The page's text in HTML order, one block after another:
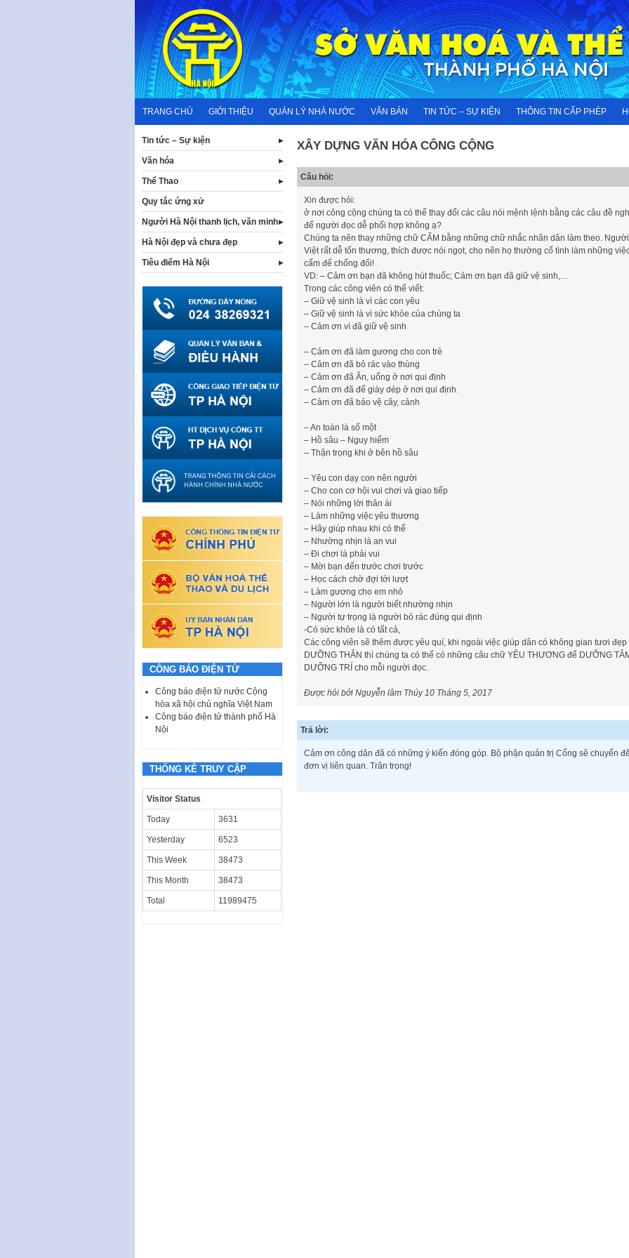
content
TRANG CHỦ GIỚI THIỆU QUẢN LÝ NHÀ NƯỚC VĂN BẢN TIN TỨC – SỰ KIỆN THÔNG TIN CẤP PHÉP
XÂY DỰNG VĂN HÓA CÔNG CỘNG
Câu hỏi:
Xin được hỏi:
ở nơi công cộng chúng ta có thể thay đổi các câu nói mệnh lệnh bằng các câu đề
để người đọc dễ phối hợp không ạ?
Chúng ta nên thay những chữ CẤM bằng những chữ nhắc nhân dân làm theo. Người
Việt rất dễ tổn thương, thích được nói ngọt, cho nên họ thường cố tình làm những
cấm để chống đối!
VD: – Cảm ơn bạn đã không hút thuốc; Cảm ơn bạn đã giữ vệ sinh,…
Trong các công viên có thể viết:
– Giữ vệ sinh là vì các con yêu
– Giữ vệ sinh là vì sức khỏe của chúng ta
– Cảm ơn vì đã giữ vệ sinh
– Cảm ơn đã làm gương cho con trẻ
– Cảm ơn đã bỏ rác vào thùng
– Cảm ơn đã Ăn, uống ở nơi qui định
– Cảm ơn đã để giày dép ở nơi qui định.
– Cảm ơn đã bảo vệ cây, cảnh
– An toàn là số một
– Hồ sâu – Nguy hiểm
– Thận trọng khi ở bên hồ sâu
– Yêu con dạy con nên người
– Cho con cơ hội vui chơi và giao tiếp
– Nói những lời thân ái
– Làm những việc yêu thương
– Hãy giúp nhau khi có thể
– Nhường nhịn là an vui
– Đi chơi là phải vui
– Mời bạn đến trước chơi trước
– Học cách chờ đợi tới lượt
– Làm gương cho em nhỏ
– Người lớn là người biết nhường nhịn
– Người tự trọng là người bỏ rác đúng qui định
-Có sức khỏe là có tất cả,
Các công viên sẽ thêm được yêu quí, khi ngoài việc giúp dân có không gian tươi đẹp
DƯỠNG THÂN thì chúng ta có thể có những câu chữ YÊU THƯƠNG để DƯỠNG
DƯỠNG TRÍ cho mỗi người đọc.
Được hỏi bởi Nguyễn lâm Thúy 10 Tháng 5, 2017
Trả lời:
Cảm ơn công dân đã có những ý kiến đóng góp. Bộ phận quản trị Cổng sẽ chuyển
đơn vị liên quan. Trân trọng!
Tin tức – Sự kiện
Văn hóa
Thể Thao
Quy tắc ứng xử
Người Hà Nội thanh lịch, văn minh
Hà Nội đẹp và chưa đẹp
Tiêu điểm Hà Nội
CÔNG BÁO ĐIỆN TỬ
Công báo điện tử nước Cộng
hòa xã hội chủ nghĩa Việt Nam
Công báo điện tử thành phố Hà
Nội
THỐNG KÊ TRUY CẬP
Visitor Status
Today 3631
Yesterday 6523
This Week 38473
This Month 38473
Total 11989475